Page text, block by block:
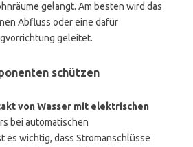
gelangt. Am besten wird das
Abfluss oder eine dafür
geleitet.
schützen
von Wasser mit elektrischen
bei automatischen
es wichtig, dass Stromanschlüsse